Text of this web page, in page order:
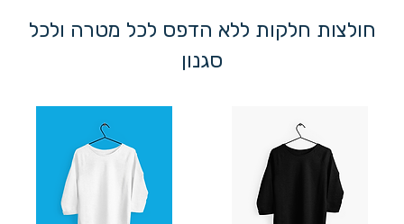
חולצות חלקות ללא הדפס לכל מטרה ולכל
סגנון